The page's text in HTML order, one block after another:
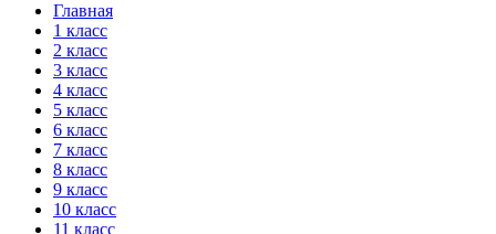
Главная
1 класс
2 класс
3 класс
4 класс
5 класс
6 класс
7 класс
8 класс
9 класс
10 класс
11 класс